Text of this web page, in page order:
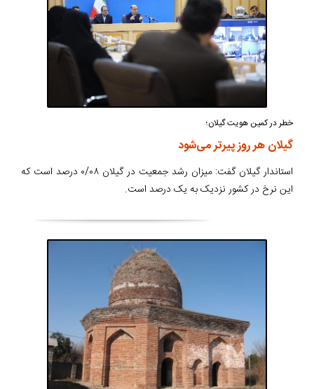
خطر در کمین هویت گیلان؛
گیلان هر روز پیرتر می‌شود
استاندار گیلان گفت: میزان رشد جمعیت در گیلان ۰/۰۸ درصد است که
این نرخ در کشور نزدیک به یک درصد است.